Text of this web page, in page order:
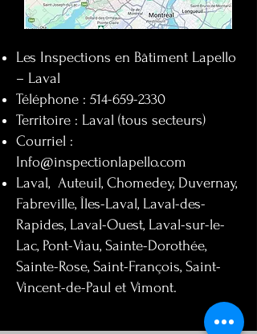
Les Inspections en Bâtiment Lapello
– Laval
Téléphone : 514-659-2330
Territoire : Laval (tous secteurs)
Courriel :
Info@inspectionlapello.com
Laval, Auteuil, Chomedey, Duvernay,
Fabreville, Îles-Laval, Laval-des-
Rapides, Laval-Ouest, Laval-sur-le-
Lac, Pont-Viau, Sainte-Dorothée,
Sainte-Rose, Saint-François, Saint-
Vincent-de-Paul et Vimont.